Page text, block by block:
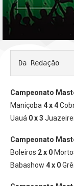
Da Redação
Campeonato
Maniçoba 4 x 4
Uauá 0 x 3
Campeonato
Boleiros 2 x 0
Babashow 4 x 0